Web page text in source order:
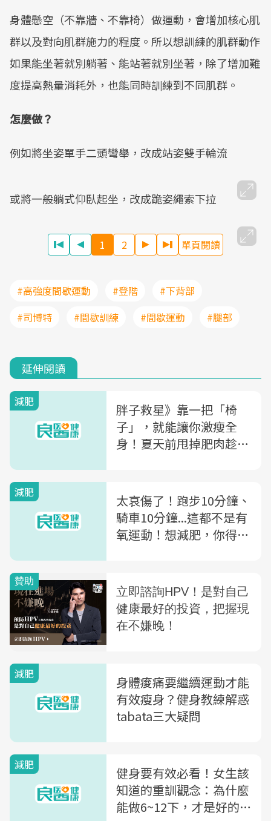
身體懸空（不靠牆、不靠椅）做運動，會增加核心肌
群以及對向肌群施力的程度。所以想訓練的肌群動作
如果能坐著就別躺著、能站著就別坐著，除了增加難
度提高熱量消耗外，也能同時訓練到不同肌群。
怎麼做？
例如將坐姿單手二頭彎舉，改成站姿雙手輪流
或將一般躺式仰臥起坐，改成跪姿繩索下拉
1 2 單頁閱讀
#高強度間歇運動 #登階
#下背部
#司博特
#間歇訓練 #間歇運動 #腿部
延伸閱讀
減肥
胖子救星》靠一把「椅
子」，就能讓你激瘦全
身！夏天前甩掉肥肉趁現
減肥
太哀傷了！跑步10分鐘、
騎車10分鐘...這都不是有
氧運動！想減肥，你得先
減肥
身體痠痛要繼續運動才能
有效瘦身？健身教練解惑
tabata三大疑問
減肥
健身要有效必看！女生該
知道的重訓觀念：為什麼
能做6~12下，才是好的